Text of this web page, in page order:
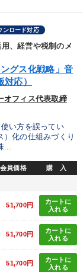
ンロード対応
、経営や税制のメ
グス化戦略」音
応）
オフィス代表取締
い方を誤ってい
）化の仕組みづくり
会員価格 購 入
51,700円
カートに
入れる
51,700円
カートに
入れる
51,700円
カートに
入れる